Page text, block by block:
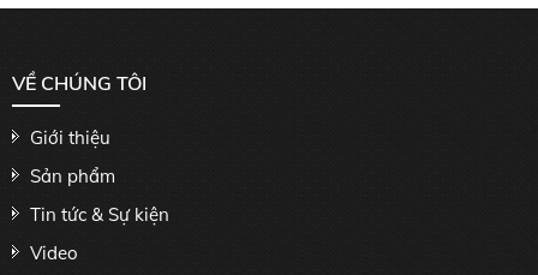
VỀ CHÚNG TÔI
Giới thiệu
Sản phẩm
Tin tức & Sự kiện
Video